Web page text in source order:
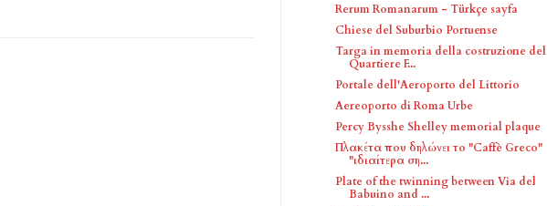
Rerum Romanarum - Türkçe sayfa
Chiese del Suburbio Portuense
Targa in memoria della costruzione del
Quartiere F...
Portale dell'Aeroporto del Littorio
Aereoporto di Roma Urbe
Percy Bysshe Shelley memorial plaque
Πλακέτα που δηλώνει το "Caffè Greco"
"ιδιαίτερα ση...
Plate of the twinning between Via del
Babuino and ...